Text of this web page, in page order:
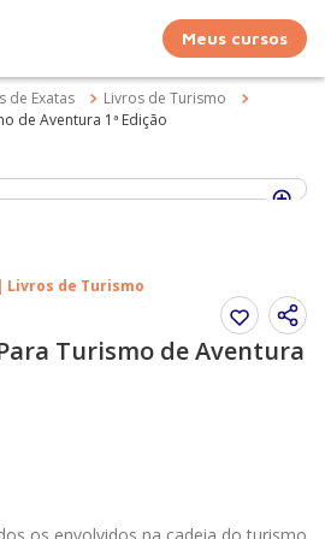
Meus cursos
de Exatas
Livros de Turismo
de Aventura 1ª Edição
Livros de Turismo
Turismo de Aventura